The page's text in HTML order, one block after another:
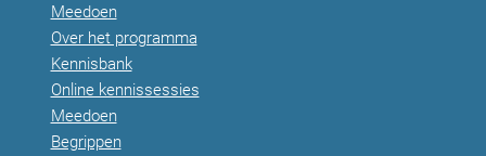
Meedoen
Over het programma
Kennisbank
Online kennissessies
Meedoen
Begrippen